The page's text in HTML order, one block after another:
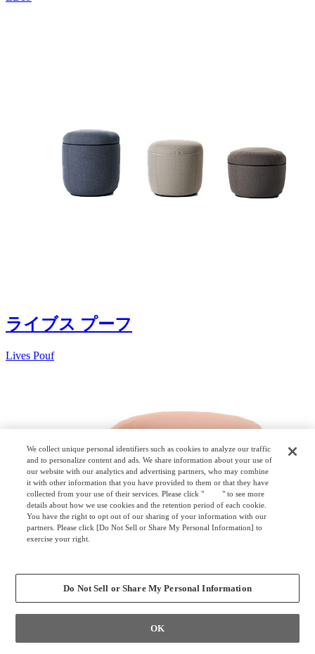
ライブス プーフ
Lives Pouf
We collect unique personal identifiers such as cookies to analyze our traffic
and to personalize content and ads. We share information about your use of
our website with our analytics and advertising partners, who may combine
it with other information that you have provided to them or that they have
collected from your use of their services. Please click "
here" to see more
details about how we use cookies and the retention period of each cookie.
You have the right to opt out of our sharing of your information with our
partners. Please click [Do Not Sell or Share My Personal Information] to
exercise your right.
Do Not Sell or Share My Personal Information
OK